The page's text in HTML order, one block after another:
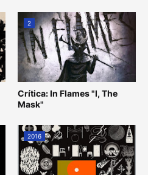
2
Crítica: In Flames "I, The
Mask"
2016